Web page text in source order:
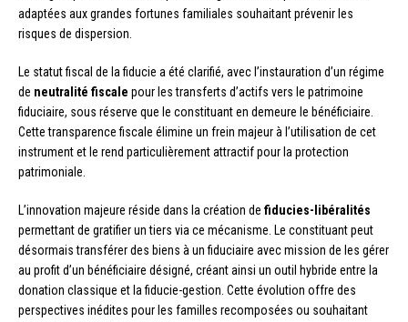
adaptées aux grandes fortunes familiales souhaitant prévenir les
risques de dispersion.
Le statut fiscal de la fiducie a été clarifié, avec l’instauration d’un régime
de neutralité fiscale pour les transferts d’actifs vers le patrimoine
fiduciaire, sous réserve que le constituant en demeure le bénéficiaire.
Cette transparence fiscale élimine un frein majeur à l’utilisation de cet
instrument et le rend particulièrement attractif pour la protection
patrimoniale.
L’innovation majeure réside dans la création de fiducies-libéralités
permettant de gratifier un tiers via ce mécanisme. Le constituant peut
désormais transférer des biens à un fiduciaire avec mission de les gérer
au profit d’un bénéficiaire désigné, créant ainsi un outil hybride entre la
donation classique et la fiducie-gestion. Cette évolution offre des
perspectives inédites pour les familles recomposées ou souhaitant